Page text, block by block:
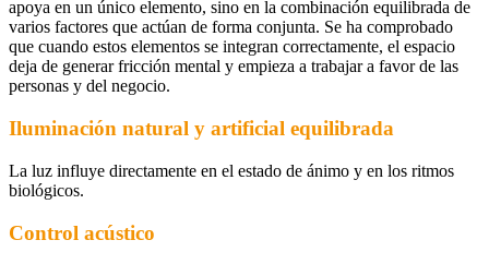
apoya en un único elemento, sino en la combinación equilibrada de
varios factores que actúan de forma conjunta. Se ha comprobado
que cuando estos elementos se integran correctamente, el espacio
deja de generar fricción mental y empieza a trabajar a favor de las
personas y del negocio.
Iluminación natural y artificial equilibrada
La luz influye directamente en el estado de ánimo y en los ritmos
biológicos.
Control acústico